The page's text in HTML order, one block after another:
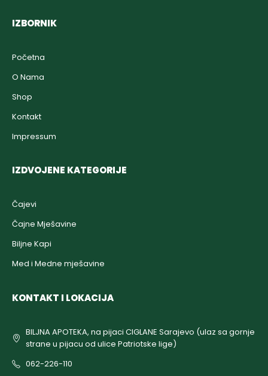
IZBORNIK
Početna
O Nama
Shop
Kontakt
Impressum
IZDVOJENE KATEGORIJE
Čajevi
Čajne Mješavine
Biljne Kapi
Med i Medne mješavine
KONTAKT I LOKACIJA
BILJNA APOTEKA, na pijaci CIGLANE Sarajevo (ulaz sa gornje
strane u pijacu od ulice Patriotske lige)
062-226-110